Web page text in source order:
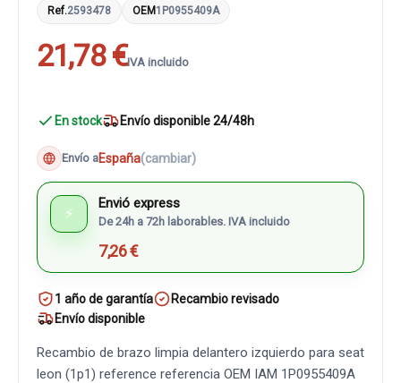
Ref.2593478 OEM1P0955409A
21,78 €IVA incluido
En stock Envío disponible 24/48h
Envío aEspaña(cambiar)
⚡
Envió express
De 24h a 72h laborables. IVA incluido
7,26 €
1 año de garantía
Recambio revisado
Envío disponible
Recambio de brazo limpia delantero izquierdo para seat
leon (1p1) reference referencia OEM IAM 1P0955409A